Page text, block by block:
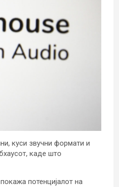
куси звучни формати и
каде што
потенцијалот на